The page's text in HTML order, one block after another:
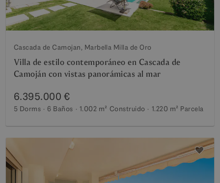
Cascada de Camojan, Marbella Milla de Oro
Villa de estilo contemporáneo en Cascada de
Camoján con vistas panorámicas al mar
6.395.000 €
5 Dorms 6 Baños 1.002 m² Construido 1.220 m² Parcela